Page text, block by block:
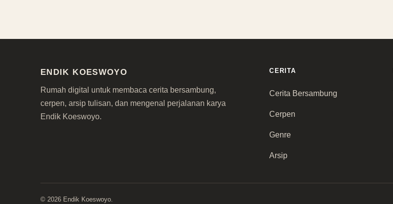
ENDIK KOESWOYO
Rumah digital untuk membaca cerita bersambung,
cerpen, arsip tulisan, dan mengenal perjalanan karya
Endik Koeswoyo.
CERITA
Cerita Bersambung
Cerpen
Genre
Arsip
© 2026 Endik Koeswoyo.